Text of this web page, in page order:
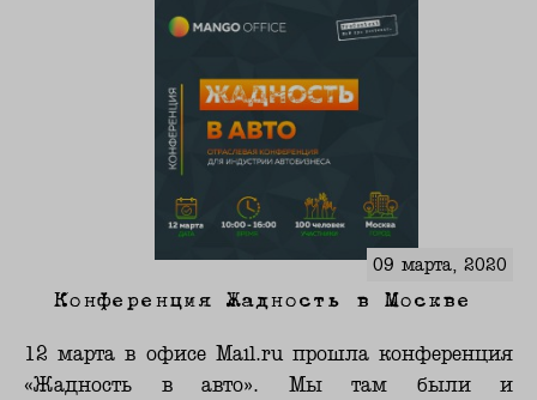
09 марта, 2020
Конференция Жадность в Москве
12 марта в офисе Mail.ru прошла конференция
«Жадность в авто». Мы там были и